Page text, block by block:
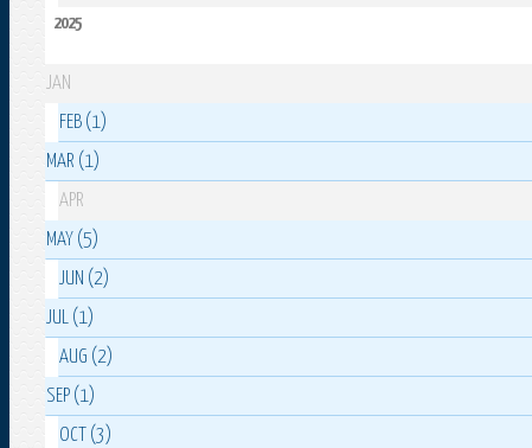
2025
JAN
FEB (1)
MAR (1)
APR
MAY (5)
JUN (2)
JUL (1)
AUG (2)
SEP (1)
OCT (3)